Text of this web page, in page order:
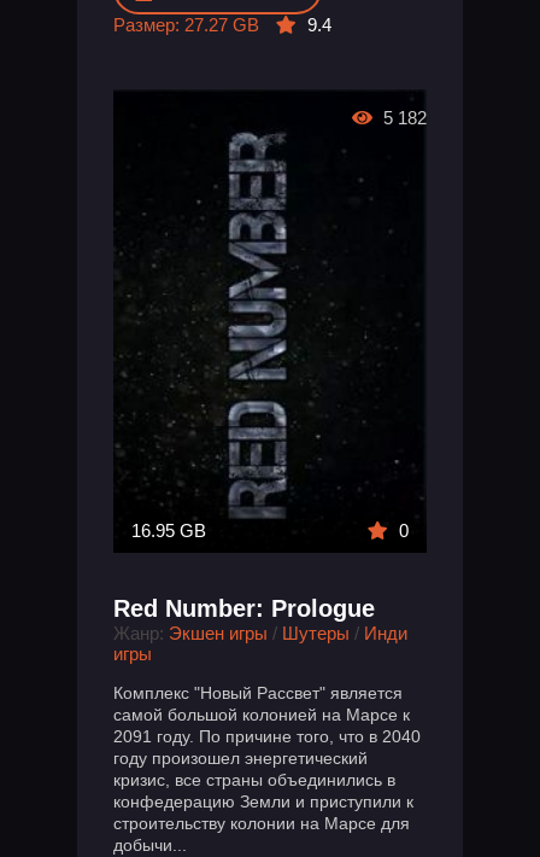
Размер: 27.27 GB
9.4
16.95 GB 0
Red Number: Prologue
Жанр: Экшен игры / Шутеры / Инди
игры
Комплекс "Новый Рассвет" является
самой большой колонией на Марсе к
2091 году. По причине того, что в 2040
году произошел энергетический
кризис, все страны объединились в
конфедерацию Земли и приступили к
строительству колонии на Марсе для
добычи...
5 182